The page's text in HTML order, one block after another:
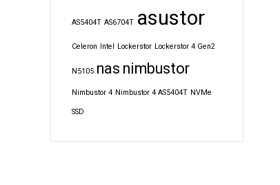
AS5404T AS6704T asustor
Celeron Intel Lockerstor Lockerstor 4 Gen2
N5105 nas nimbustor
Nimbustor 4 Nimbustor 4 AS5404T NVMe
SSD